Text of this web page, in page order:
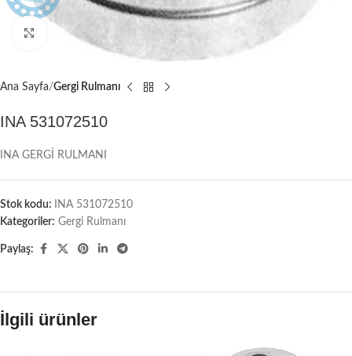
Büyütmek için tıklayın
Ana Sayfa Gergi Rulmanı
INA 531072510
INA GERGİ RULMANI
Stok kodu:
INA 531072510
Kategoriler: Gergi Rulmanı
Paylaş:
İlgili ürünler